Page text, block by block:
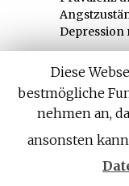
Depression
Es wird
Curcumin
optimiert.
Omega-3-
sind unter
bekannt.
Diese
bestmögliche
nehmen an,
ansonsten